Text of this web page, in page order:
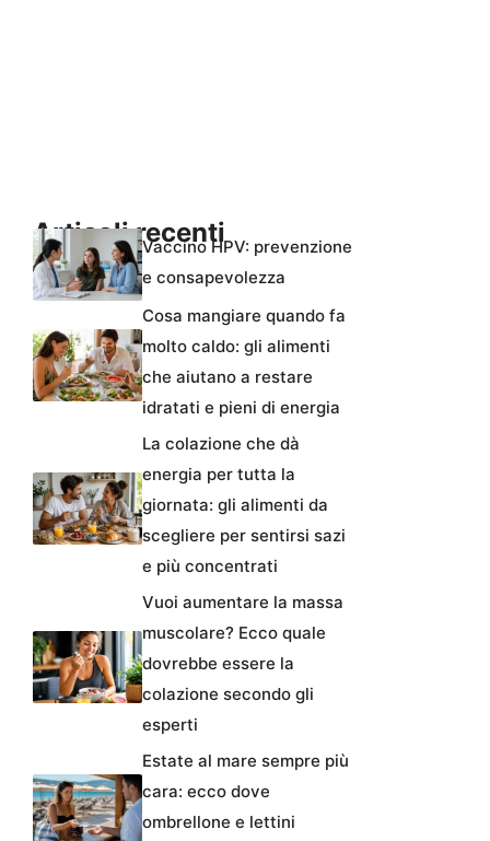
Articoli recentiVaccino HPV: prevenzione
e consapevolezza
Cosa mangiare quando fa
molto caldo: gli alimenti
che aiutano a restare
idratati e pieni di energia
La colazione che dà
energia per tutta la
giornata: gli alimenti da
scegliere per sentirsi sazi
e più concentrati
Vuoi aumentare la massa
muscolare? Ecco quale
dovrebbe essere la
colazione secondo gli
esperti
Estate al mare sempre più
cara: ecco dove
ombrellone e lettini